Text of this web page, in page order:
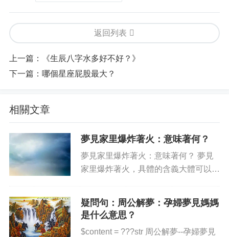
返回列表
上一篇：
《生辰八字水多好不好？》
下一篇： 哪個星座屁股最大？
相關文章
夢見家里爆炸著火：意味著何？
夢見家里爆炸著火：意味著何？ 夢見
家里爆炸著火，具體的含義大體可以分
析： 謀殺案警示 這種夢可能暗示夢者
身邊可能有謀殺案，他可能會介...
疑問句：周公解夢：孕婦夢見媽媽
是什么意思？
$content = ???str 周公解夢--孕婦夢見